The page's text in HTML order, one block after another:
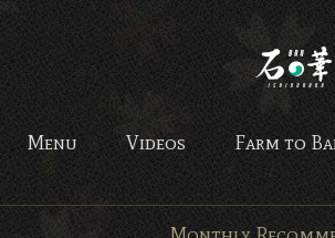
Menu Videos Farm to